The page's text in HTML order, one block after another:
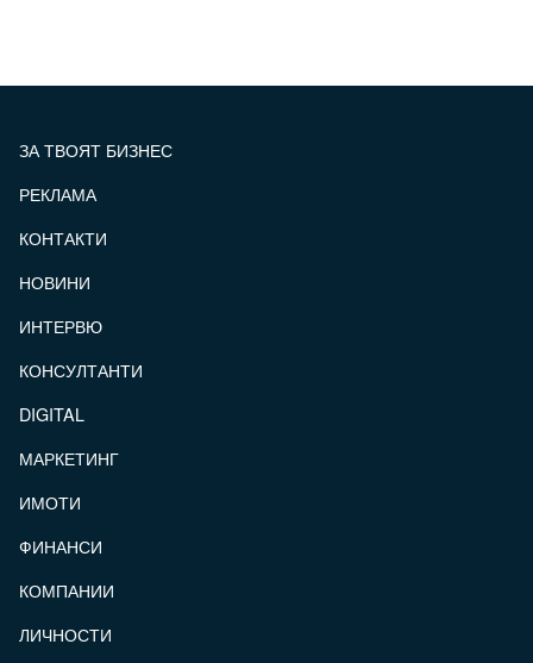
ЗА ТВОЯТ БИЗНЕС
РЕКЛАМА
КОНТАКТИ
НОВИНИ
ИНТЕРВЮ
КОНСУЛТАНТИ
DIGITAL
МАРКЕТИНГ
ИМОТИ
ФИНАНСИ
КОМПАНИИ
ЛИЧНОСТИ